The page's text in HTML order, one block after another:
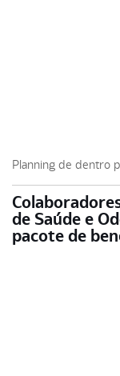
Planning de dentro
de Saúde e
pacote de